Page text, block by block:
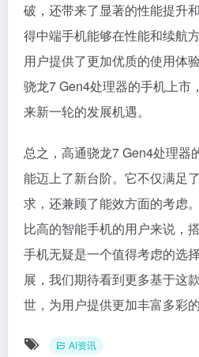
破，还带来了显著的性能提升
得中端手机能够在性能和续航
用户提供了更加优质的使用体
骁龙7 Gen4处理器的手机上市
来新一轮的发展机遇。
总之，高通骁龙7 Gen4处理器
能迈上了新台阶。它不仅满足
求，还兼顾了能效方面的考虑
比高的智能手机的用户来说，
手机无疑是一个值得考虑的选
展，我们期待看到更多基于这
世，为用户提供更加丰富多彩
AI资讯